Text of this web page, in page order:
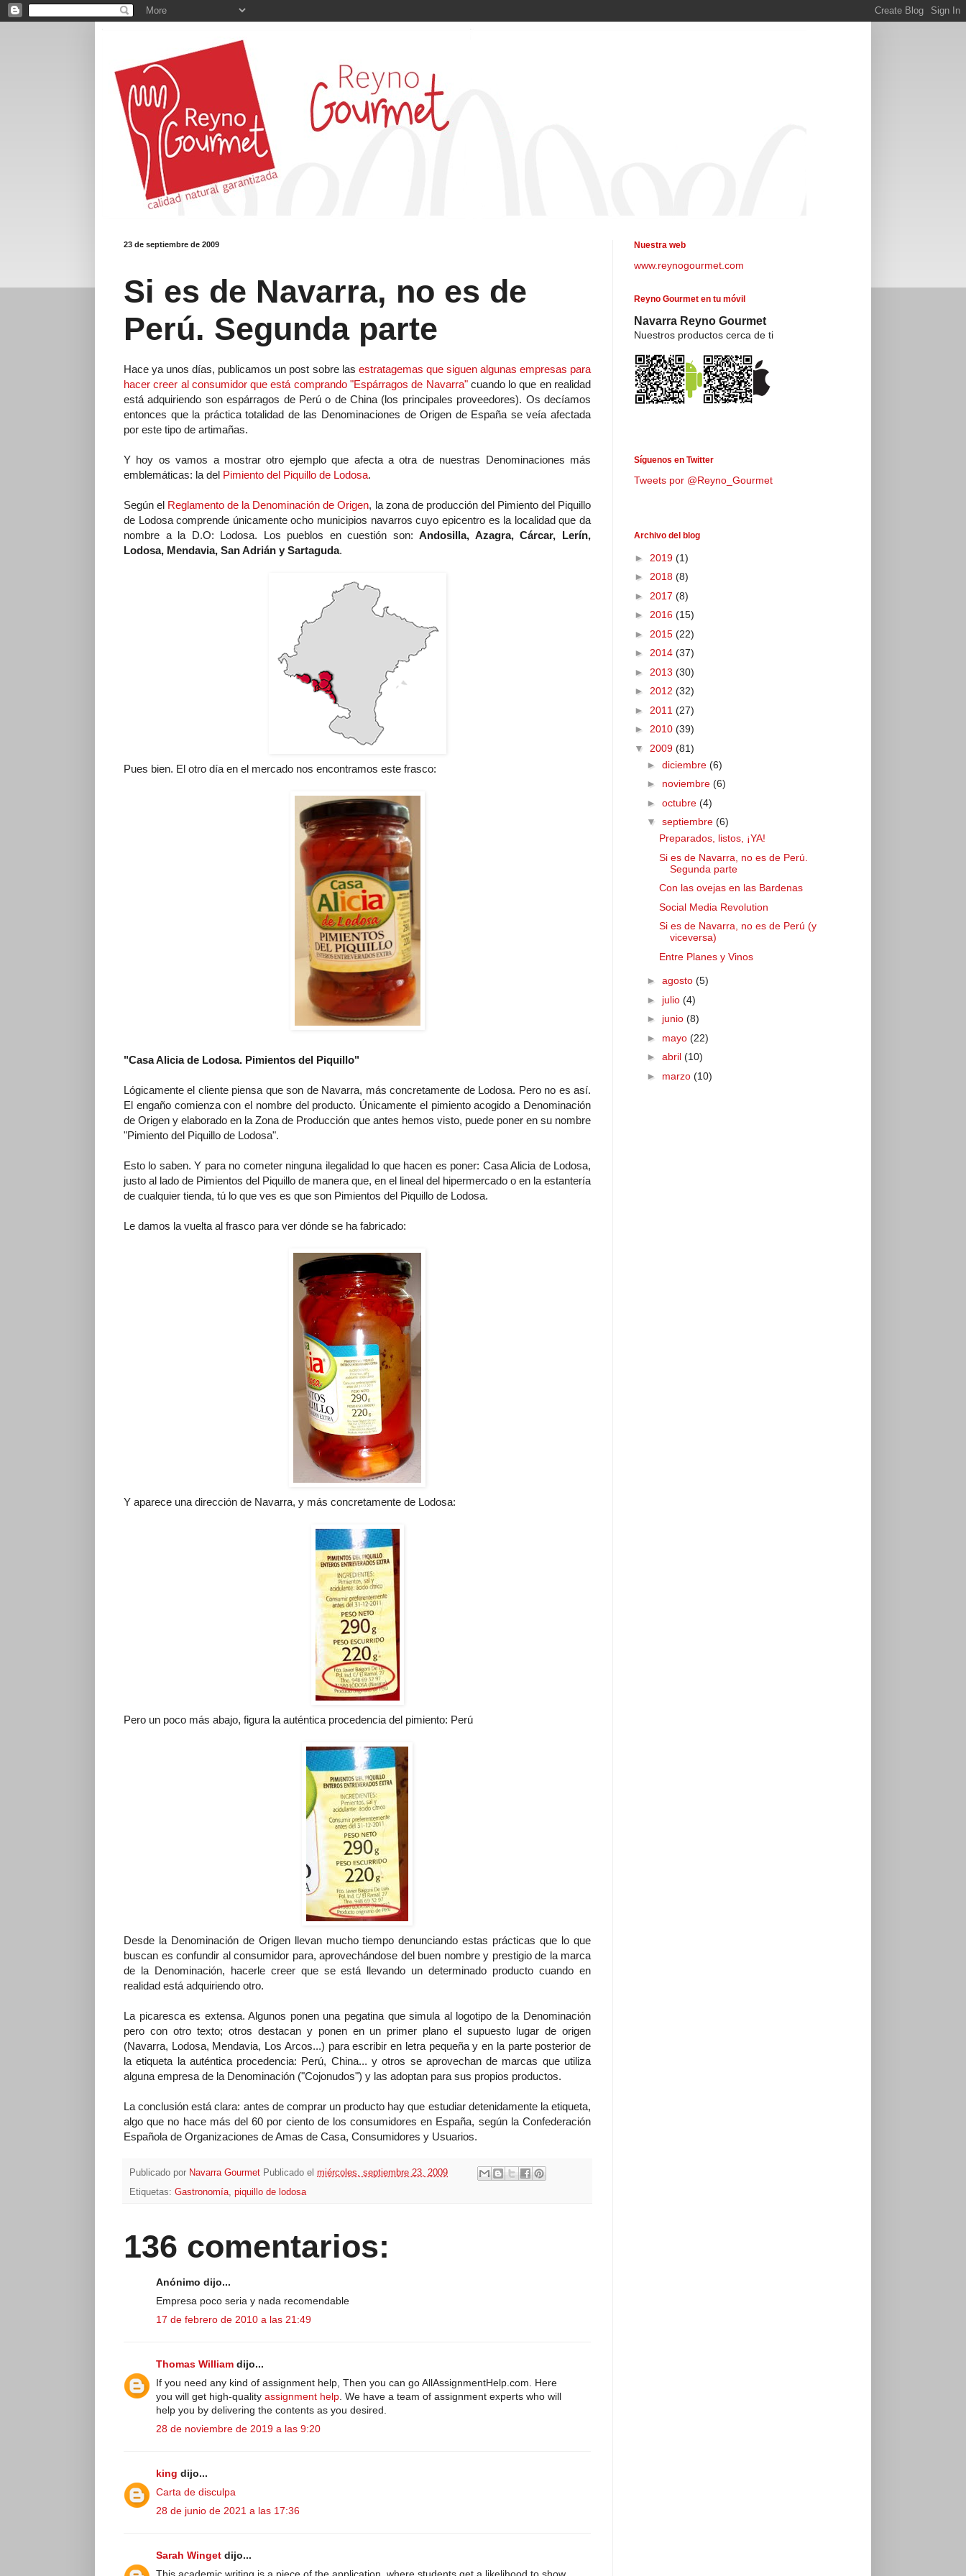
23 de septiembre de 2009
Si es de Navarra, no es de
Perú. Segunda parte
Hace ya unos días, publicamos un post sobre las estratagemas que siguen algunas empresas para
hacer creer al consumidor que está comprando "Espárragos de Navarra"cuando lo que en realidad
está adquiriendo son espárragos de Perú o de China (los principales proveedores). Os decíamos
entonces que la práctica totalidad de las Denominaciones de Origen de España se veía afectada
por este tipo de artimañas.
Y hoy os vamos a mostrar otro ejemplo que afecta a otra de nuestras Denominaciones más
emblemáticas: la del Pimiento del Piquillo de Lodosa.
Según el Reglamento de la Denominación de Origen, la zona de producción del Pimiento del Piquillo
de Lodosa comprende únicamente ocho municipios navarros cuyo epicentro es la localidad que da
nombre a la D.O: Lodosa. Los pueblos en cuestión son:Andosilla, Azagra, Cárcar, Lerín,
Lodosa, Mendavia, San Adrián y Sartaguda.
Pues bien. El otro día en el mercado nos encontramos este frasco:
"Casa Alicia de Lodosa. Pimientos del Piquillo"
Lógicamente el cliente piensa que son de Navarra, más concretamente de Lodosa. Pero no es así.
El engaño comienza con el nombre del producto. Únicamente el pimiento acogido a Denominación
de Origen y elaborado en la Zona de Producción que antes hemos visto, puede poner en su nombre
"Pimiento del Piquillo de Lodosa".
Esto lo saben. Y para no cometer ninguna ilegalidad lo que hacen es poner: Casa Alicia de Lodosa,
justo al lado de Pimientos del Piquillo de manera que, en el lineal del hipermercado o en la estantería
de cualquier tienda, tú lo que ves es que son Pimientos del Piquillo de Lodosa.
Le damos la vuelta al frasco para ver dónde se ha fabricado:
Y aparece una dirección de Navarra, y más concretamente de Lodosa:
Pero un poco más abajo, figura la auténtica procedencia del pimiento: Perú
Desde la Denominación de Origen llevan mucho tiempo denunciando estas prácticas que lo que
buscan es confundir al consumidor para, aprovechándose del buen nombre y prestigio de la marca
de la Denominación, hacerle creer que se está llevando un determinado producto cuando en
realidad está adquiriendo otro.
La picaresca es extensa. Algunos ponen una pegatina que simula al logotipo de la Denominación
pero con otro texto; otros destacan y ponen en un primer plano el supuesto lugar de origen
(Navarra, Lodosa, Mendavia, Los Arcos...) para escribir en letra pequeña y en la parte posterior de
la etiqueta la auténtica procedencia: Perú, China... y otros se aprovechan de marcas que utiliza
alguna empresa de la Denominación ("Cojonudos") y las adoptan para sus propios productos.
La conclusión está clara: antes de comprar un producto hay que estudiar detenidamente la etiqueta,
algo que no hace más del 60 por ciento de los consumidores en España, según la Confederación
Española de Organizaciones de Amas de Casa, Consumidores y Usuarios.
Publicado por Navarra Gourmet Publicado el miércoles, septiembre 23, 2009
Etiquetas: Gastronomía, piquillo de lodosa
136 comentarios:
Anónimo dijo...
Empresa poco seria y nada recomendable
17 de febrero de 2010 a las 21:49
Thomas William dijo...
If you need any kind of assignment help, Then you can go AllAssignmentHelp.com. Here
you will get high-quality assignment help . We have a team of assignment experts who will
help you by delivering the contents as you desired.
28 de noviembre de 2019 a las 9:20
king dijo...
Carta de disculpa
28 de junio de 2021 a las 17:36
Sarah Winget dijo...
This academic writing is a piece of the application, where students get a likelihood to show
Nuestra web
www.reynogourmet.com
Reyno Gourmet en tu móvil
Navarra Reyno Gourmet
Nuestros productos cerca de ti
Síguenos en Twitter
Tweets por @Reyno_Gourmet
Archivo del blog
► 2019 (1)
► 2018 (8)
► 2017 (8)
► 2016 (15)
► 2015 (22)
► 2014 (37)
► 2013 (30)
► 2012 (32)
► 2011 (27)
► 2010 (39)
▼ 2009 (81)
► diciembre (6)
► noviembre (6)
► octubre (4)
▼ septiembre (6)
Preparados, listos, ¡YA!
Si es de Navarra, no es de Perú.
Segunda parte
Con las ovejas en las Bardenas
Social Media Revolution
Si es de Navarra, no es de Perú (y
viceversa)
Entre Planes y Vinos
► agosto (5)
► julio (4)
► junio (8)
► mayo (22)
► abril (10)
► marzo (10)